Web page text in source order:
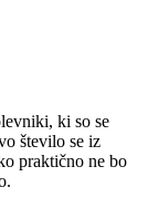
ki so se
število se iz
praktično ne bo